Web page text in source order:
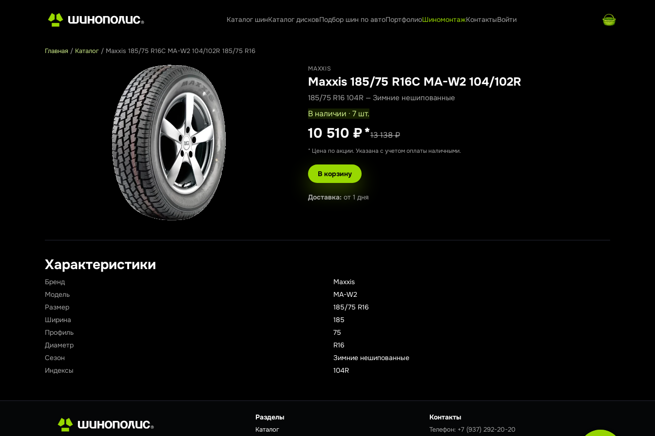
Каталог шинКаталог дисковПодбор шин по автоПортфолиоШиномонтажКонтактыВойти
Главная / Каталог / Maxxis 185/75 R16C MA-W2 104/102R 185/75 R16
MAXXIS
Maxxis 185/75 R16C MA-W2 104/102R
185/75 R16 104R — Зимние нешипованные
В наличии · 7 шт.
10 510 ₽*13 138 ₽
* Цена по акции. Указана с учетом оплаты наличными.
В корзину
Доставка: от 1 дня
Характеристики
Бренд
Maxxis
Модель
MA-W2
Размер
185/75 R16
Ширина
185
Профиль
75
Диаметр
R16
Сезон
Зимние нешипованные
Индексы
104R
Разделы
Каталог
Контакты
Телефон: +7 (937) 292-20-20